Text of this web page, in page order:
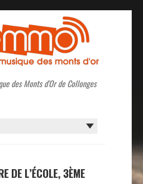
des Monts d'Or de Collonges
DE L’ÉCOLE, 3ÈME